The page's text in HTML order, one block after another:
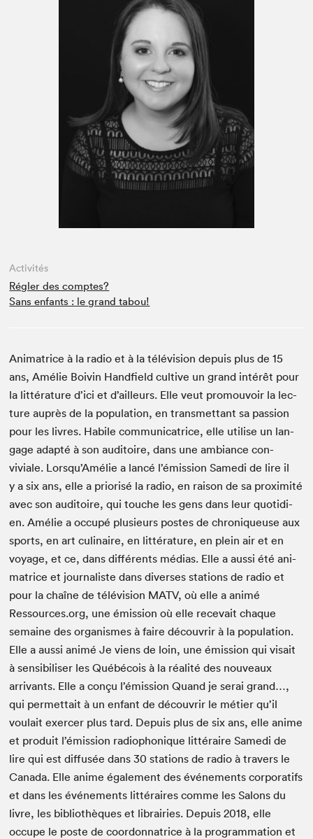
Activités
Régler des comptes?
Sans enfants : le grand tabou!
Ani­ma­trice à la radio et à la télévi­sion depuis plus de15
ans, Amélie Boivin Hand­field cul­tive un grand intérêt pour
la lit­téra­ture d’ici et d’ailleurs. Elle veut pro­mou­voir la lec­
ture auprès de la pop­u­la­tion, en trans­met­tant sa pas­sion
pour les livres. Habile com­mu­ni­ca­trice, elle utilise un lan­
gage adap­té à son audi­toire, dans une ambiance con­
viviale. Lorsqu’Amélie a lancé l’émission Same­di de lire il
y a six ans, elle a pri­or­isé la radio, en rai­son de sa prox­im­ité
avec son audi­toire, qui touche les gens dans leur quo­ti­di­
en. Amélie a occupé plusieurs postes de chroniqueuse aux
sports, en art culi­naire, en lit­téra­ture, en plein air et en
voy­age, et ce, dans dif­férents médias. Elle a aus­si été ani­
ma­trice et jour­nal­iste dans divers­es sta­tions de radio et
pour la chaîne de télévi­sion MATV, où elle a ani­mé
Ressources​.org, une émis­sion où elle rece­vait chaque
semaine des organ­ismes à faire décou­vrir à la pop­u­la­tion.
Elle a aus­si ani­mé Je viens de loin, une émis­sion qui visait
à sen­si­bilis­er les Québé­cois à la réal­ité des nou­veaux
arrivants. Elle a conçu l’émission Quand je serai grand…,
qui per­me­t­tait à un enfant de décou­vrir le méti­er qu’il
voulait exercer plus tard. Depuis plus de six ans, elle ani­me
et pro­duit l’émission radio­phonique lit­téraire Same­di de
lire qui est dif­fusée dans30 sta­tions de radio à tra­vers le
Cana­da. Elle ani­me égale­ment des événe­ments cor­po­rat­ifs
et dans les événe­ments lit­téraires comme les Salons du
livre, les bib­lio­thèques et librairies. Depuis2018, elle
occupe le poste de coor­don­na­trice à la pro­gram­ma­tion et